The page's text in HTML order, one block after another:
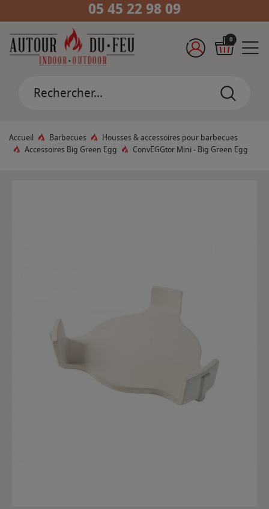
05 45 22 98 09
0
Accueil Barbecues
Housses & accessoires pour barbecues
Accessoires Big Green Egg
ConvEGGtor Mini - Big Green Egg